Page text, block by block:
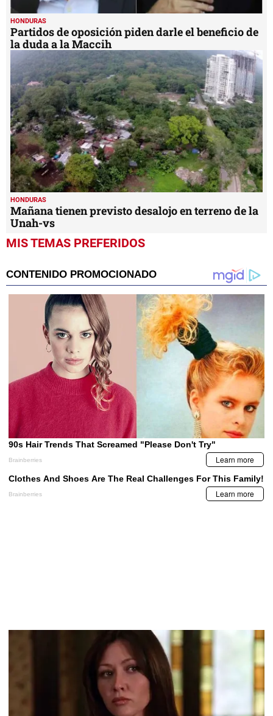
HONDURAS
Partidos de oposición piden darle el beneficio de
la duda a la Maccih
HONDURAS
Mañana tienen previsto desalojo en terreno de la
Unah-vs
MIS TEMAS PREFERIDOS